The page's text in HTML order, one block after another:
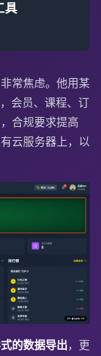
具
常焦虑。他用某
会员、课程、订
合规要求提高
云服务器上，以
的数据导出，更